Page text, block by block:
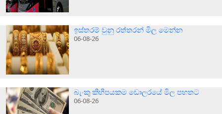
ඉස්තරම් වුනු රත්තරන් මිල මෙන්න
06-08-26
බැංකු කිහිපයකම ඩොලරයේ මිල පහතට
06-08-26